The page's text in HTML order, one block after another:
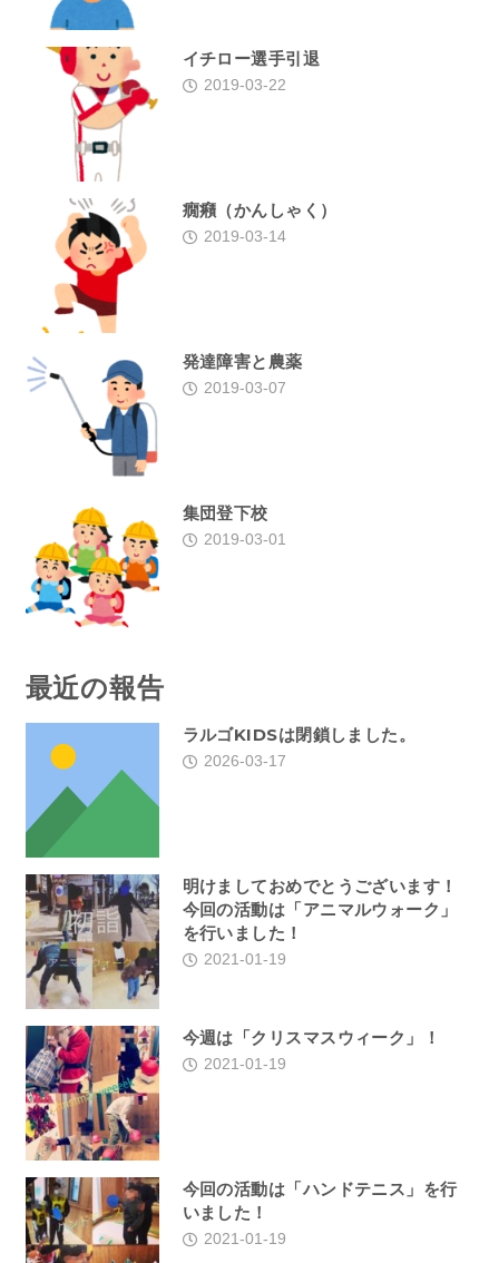
イチロー選手引退
2019-03-22
癇癪（かんしゃく）
2019-03-14
発達障害と農薬
2019-03-07
集団登下校
2019-03-01
最近の報告
ラルゴKIDSは閉鎖しました。
2026-03-17
明けましておめでとうございます！
今回の活動は「アニマルウォーク」
を行いました！
2021-01-19
今週は「クリスマスウィーク」！
2021-01-19
今回の活動は「ハンドテニス」を行
いました！
2021-01-19